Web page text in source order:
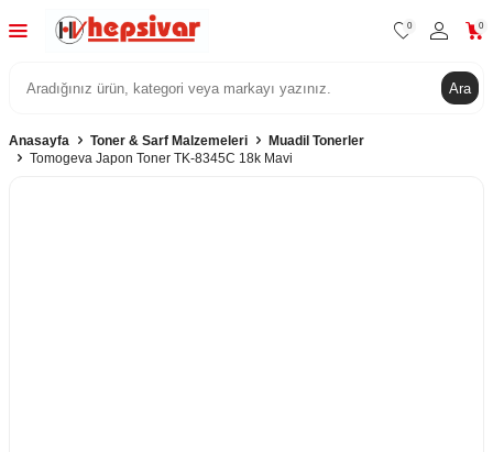
Ara
0 0
Anasayfa Toner & Sarf Malzemeleri
Muadil Tonerler
Tomogeva Japon Toner TK-8345C 18k Mavi